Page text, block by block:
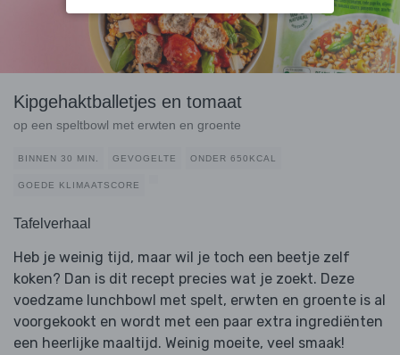
Kipgehaktballetjes en tomaat
op een speltbowl met erwten en groente
BINNEN 30 MIN. GEVOGELTE ONDER 650KCAL
GOEDE KLIMAATSCORE
Tafelverhaal
Heb je weinig tijd, maar wil je toch een beetje zelf
koken? Dan is dit recept precies wat je zoekt. Deze
voedzame lunchbowl met spelt, erwten en groente is al
voorgekookt en wordt met een paar extra ingrediënten
een heerlijke maaltijd. Weinig moeite, veel smaak!